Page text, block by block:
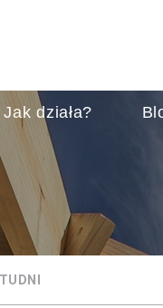
Jak działa?